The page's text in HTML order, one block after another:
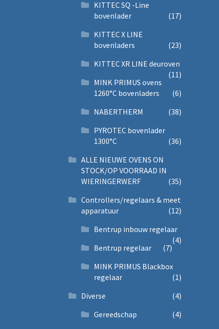
KITTEC SQ -Line
bovenlader
(17)
KITTEC X LINE
bovenladers
(23)
KITTEC XR LINE deuroven
(11)
MINK PRIMUS ovens
1260°C bovenladers
(6)
NABERTHERM
(38)
PYROTEC bovenlader
1300°C
(36)
ALLE NIEUWE OVENS ON
STOCK/OP VOORRAAD IN
WIERINGERWERF
(35)
Controllers/regelaars & meet
apparatuur
(12)
Bentrup inbouw regelaar
(4)
Bentrup regelaar
(7)
MINK PRIMUS Blackbox
regelaar
(1)
Diverse
(4)
Gereedschap
(4)